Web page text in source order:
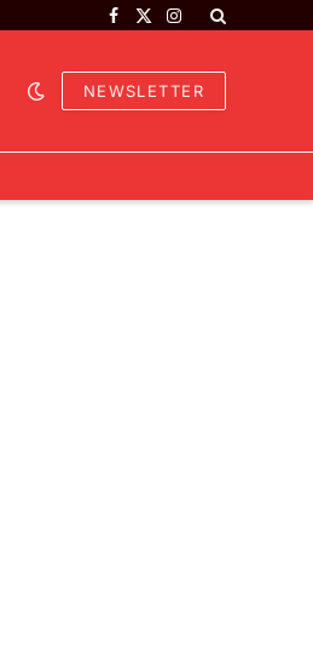
Facebook
X
Instagram
NEWSLETTER